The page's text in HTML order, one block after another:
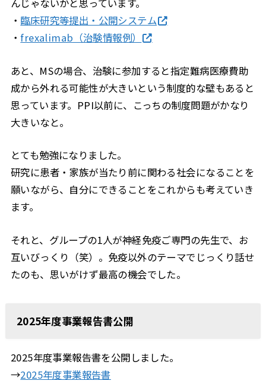
んじゃないかと思っています。
・ 臨床研究等提出・公開システム
・frexalimab（治験情報例）
あと、MSの場合、治験に参加すると指定難病医療費助
成から外れる可能性が大きいという制度的な壁もあると
思っています。PPI以前に、こっちの制度問題がかなり
大きいなと。
とても勉強になりました。
研究に患者・家族が当たり前に関わる社会になることを
願いながら、自分にできることをこれからも考えていき
ます。
それと、グループの1人が神経免疫ご専門の先生で、お
互いびっくり（笑）。免疫以外のテーマでじっくり話せ
たのも、思いがけず最高の機会でした。
2025年度事業報告書公開
2025年度事業報告書を公開しました。
→2025年度事業報告書